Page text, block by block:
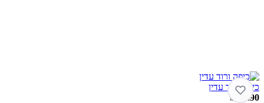
כיפה ורוד עדין
29.90
₪